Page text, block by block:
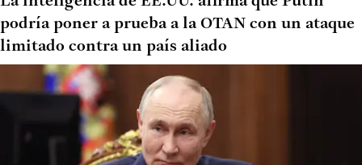
podría poner a prueba a la OTAN con un ataque
limitado contra un país aliado